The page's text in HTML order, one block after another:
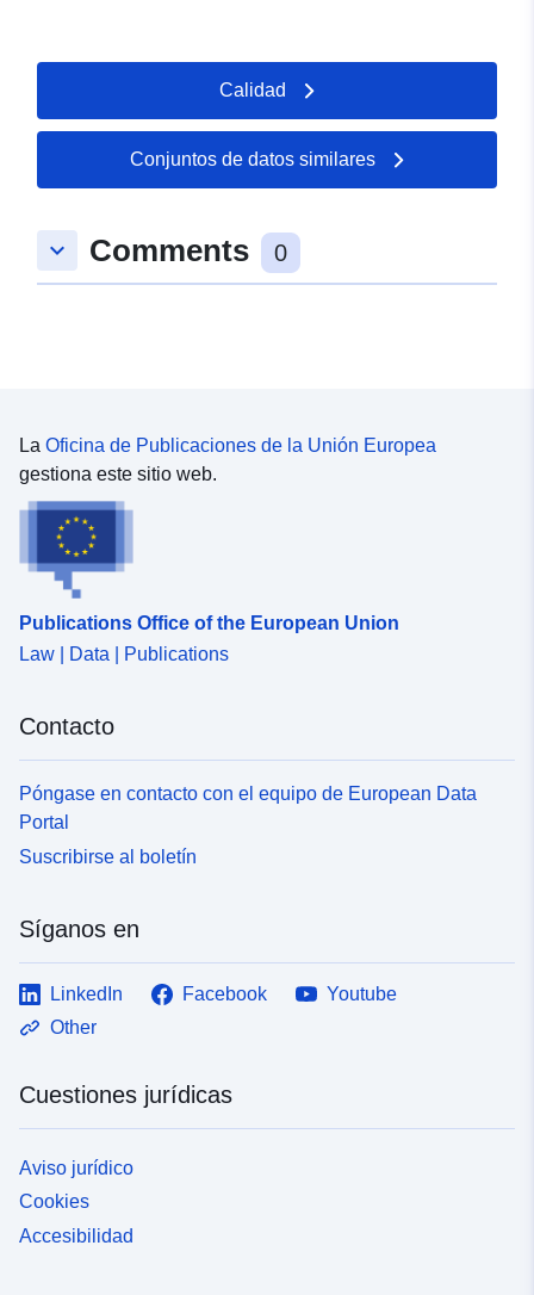
Calidad
Conjuntos de datos similares
keyboard_arrow_down Comments 0
La Oficina de Publicaciones de la Unión Europea
gestiona este sitio web.
Publications Office of the European Union
Law | Data | Publications
Contacto
Póngase en contacto con el equipo de European Data
Portal
Suscribirse al boletín
Síganos en
LinkedIn Facebook
Youtube
Other
Cuestiones jurídicas
Aviso jurídico
Cookies
Accesibilidad